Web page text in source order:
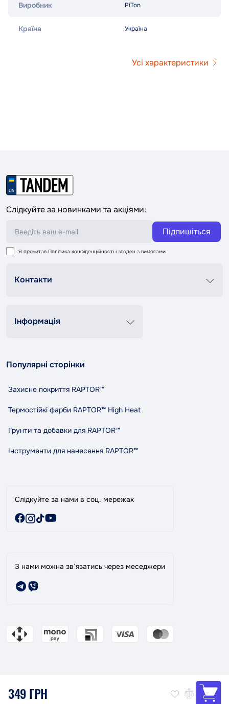
349 ГРН
Виробник PiTon
Країна Україна
Усі характеристики
Слідкуйте за новинками та акціями:
Підпишіться
Я прочитав Політика конфіденційності і згоден з вимогами
Контакти
Сб-Нд 9:00-18:00
contact@tandemshop.ua
Інформація
Доставка та оплата
Політика конфіденційності
Правила та умови користування
Індикативний розхід RAPTOR
Виробники
Популярні сторінки
Захисне покриття RAPTOR™
Термостійкі фарби RAPTOR™ High Heat
Грунти та добавки для RAPTOR™
Інструменти для нанесення RAPTOR™
Слідкуйте за нами в соц. мережах
З нами можна зв’язатись через меседжери
Магазин ТАНДЕМ: Ваш надійний партнер в фарбуванні авто!